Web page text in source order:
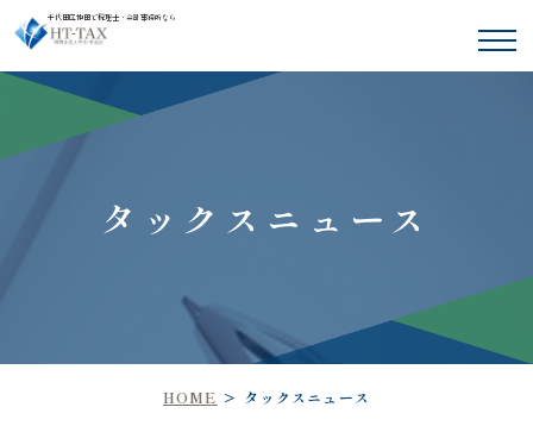
千代田区神田で税理士・会計事務所なら
タックスニュース
HOME タックスニュース